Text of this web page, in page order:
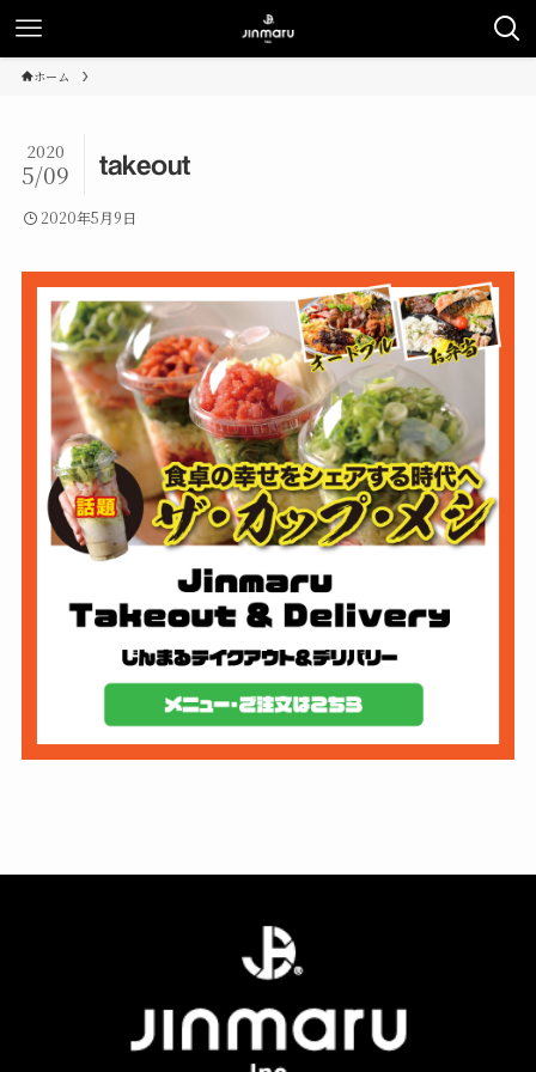
ホーム
takeout
2020
5/09
2020年5月9日